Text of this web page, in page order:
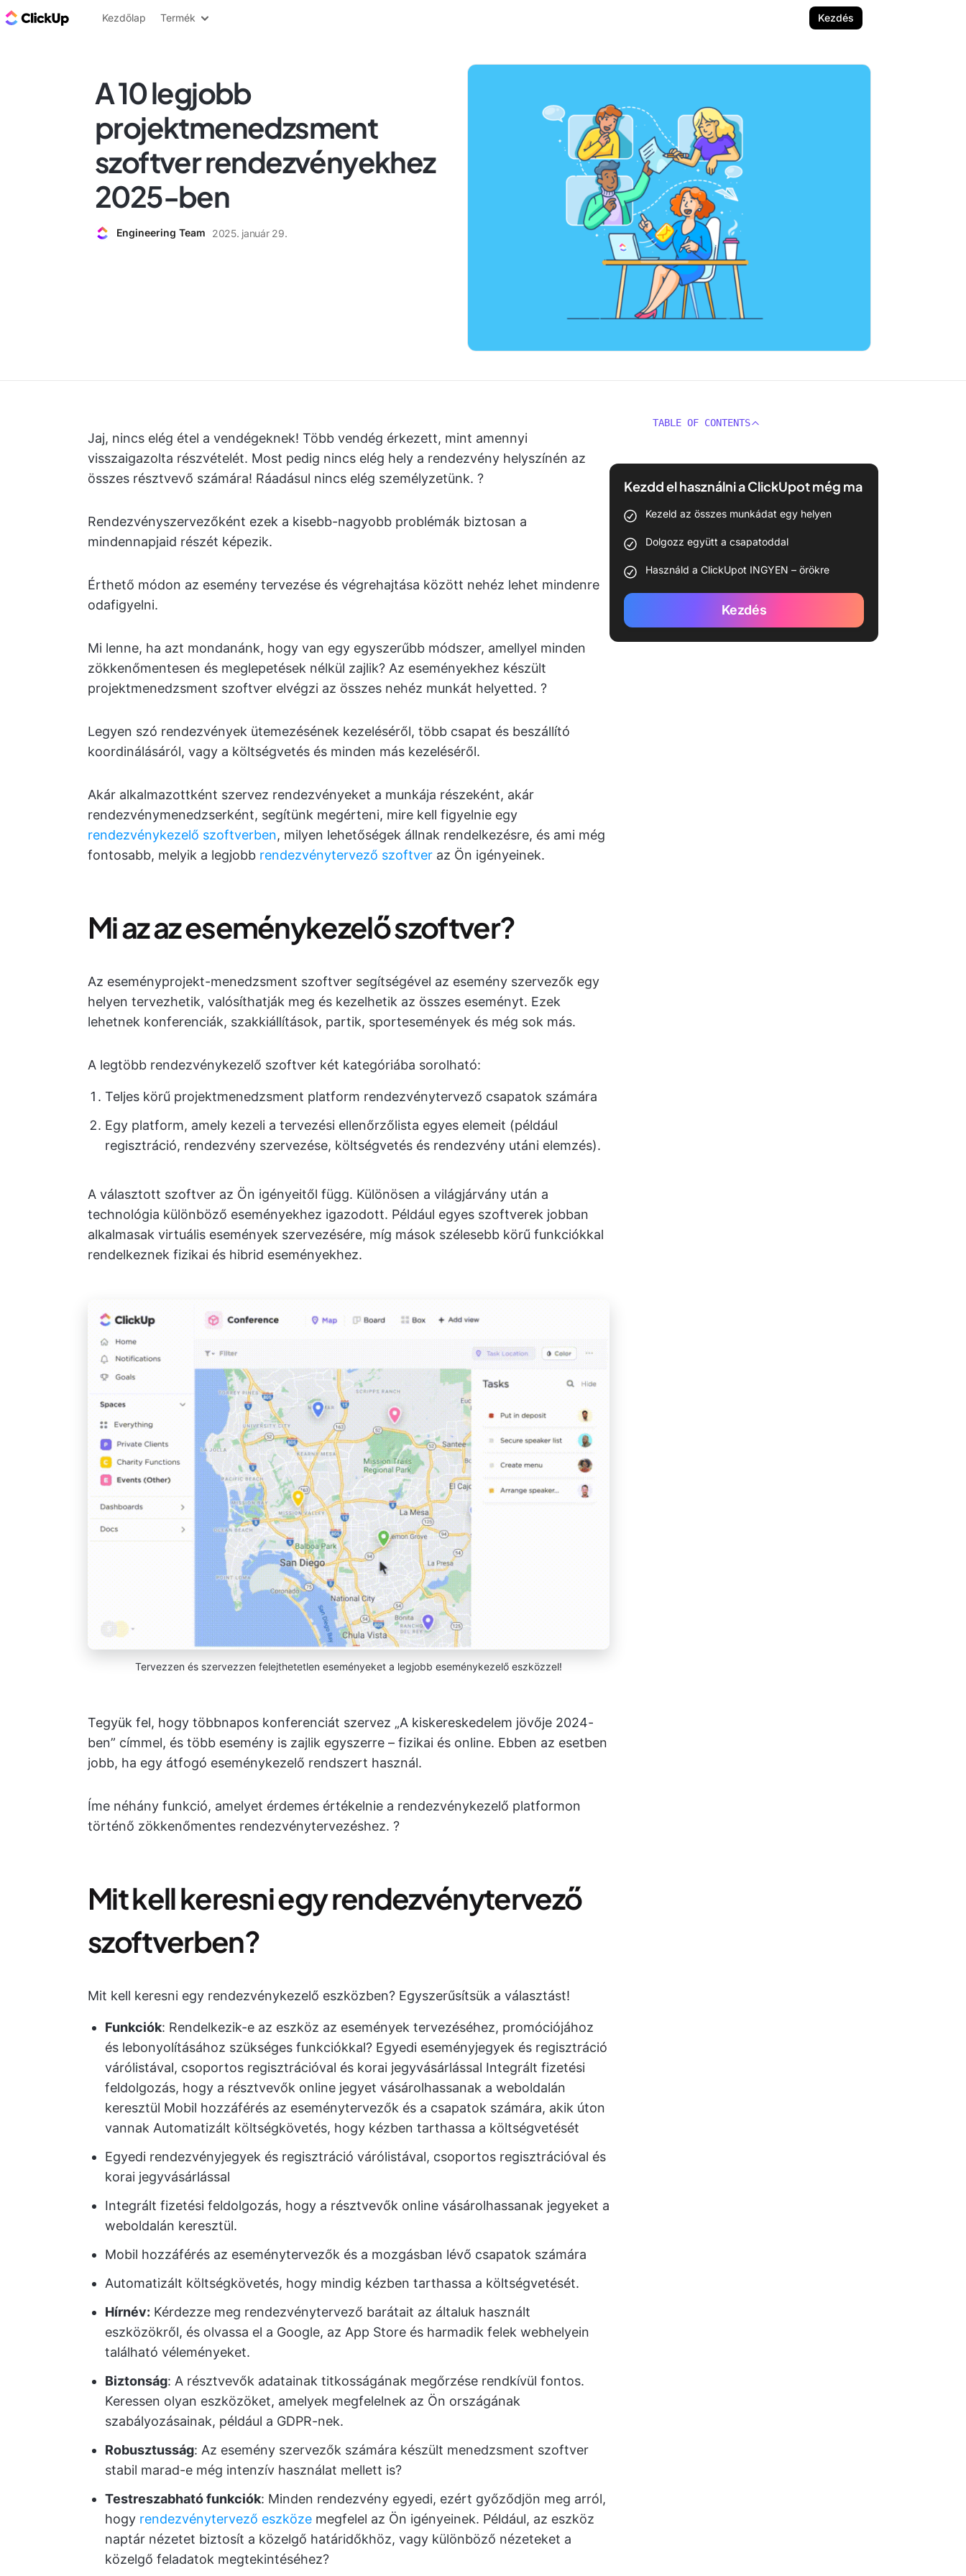
ClickUp blog
Kezdőlap Termék Kezdés
A 10 legjobb
projektmenedzsment
szoftver rendezvényekhez
2025-ben
Engineering Team 2025. január 29.
Jaj, nincs elég étel a vendégeknek! Több vendég érkezett, mint amennyi
visszaigazolta részvételét. Most pedig nincs elég hely a rendezvény helyszínén az
összes résztvevő számára! Ráadásul nincs elég személyzetünk. ?
Rendezvényszervezőként ezek a kisebb-nagyobb problémák biztosan a
mindennapjaid részét képezik.
Érthető módon az esemény tervezése és végrehajtása között nehéz lehet mindenre
odafigyelni.
Mi lenne, ha azt mondanánk, hogy van egy egyszerűbb módszer, amellyel minden
zökkenőmentesen és meglepetések nélkül zajlik? Az eseményekhez készült
projektmenedzsment szoftver elvégzi az összes nehéz munkát helyetted. ?️
Legyen szó rendezvények ütemezésének kezeléséről, több csapat és beszállító
koordinálásáról, vagy a költségvetés és minden más kezeléséről.
Akár alkalmazottként szervez rendezvényeket a munkája részeként, akár
rendezvénymenedzserként, segítünk megérteni, mire kell figyelnie egy
rendezvénykezelő szoftverben, milyen lehetőségek állnak rendelkezésre, és ami még
fontosabb, melyik a legjobb rendezvénytervező szoftver az Ön igényeinek.
Mi az az eseménykezelő szoftver?
Az eseményprojekt-menedzsment szoftver segítségével az esemény szervezők egy
helyen tervezhetik, valósíthatják meg és kezelhetik az összes eseményt. Ezek
lehetnek konferenciák, szakkiállítások, partik, sportesemények és még sok más.
A legtöbb rendezvénykezelő szoftver két kategóriába sorolható:
Teljes körű projektmenedzsment platform rendezvénytervező csapatok számára
Egy platform, amely kezeli a tervezési ellenőrzőlista egyes elemeit (például
regisztráció, rendezvény szervezése, költségvetés és rendezvény utáni elemzés).
A választott szoftver az Ön igényeitől függ. Különösen a világjárvány után a
technológia különböző eseményekhez igazodott. Például egyes szoftverek jobban
alkalmasak virtuális események szervezésére, míg mások szélesebb körű funkciókkal
rendelkeznek fizikai és hibrid eseményekhez.
Tervezzen és szervezzen felejthetetlen eseményeket a legjobb eseménykezelő eszközzel!
Tegyük fel, hogy többnapos konferenciát szervez „A kiskereskedelem jövője 2024-
ben” címmel, és több esemény is zajlik egyszerre – fizikai és online. Ebben az esetben
jobb, ha egy átfogó eseménykezelő rendszert használ.
Íme néhány funkció, amelyet érdemes értékelnie a rendezvénykezelő platformon
történő zökkenőmentes rendezvénytervezéshez. ?
Mit kell keresni egy rendezvénytervező
szoftverben?
Mit kell keresni egy rendezvénykezelő eszközben? Egyszerűsítsük a választást!
Funkciók: Rendelkezik-e az eszköz az események tervezéséhez, promóciójához
és lebonyolításához szükséges funkciókkal? Egyedi eseményjegyek és regisztráció
várólistával, csoportos regisztrációval és korai jegyvásárlással Integrált fizetési
feldolgozás, hogy a résztvevők online jegyet vásárolhassanak a weboldalán
keresztül Mobil hozzáférés az eseménytervezők és a csapatok számára, akik úton
vannak Automatizált költségkövetés, hogy kézben tarthassa a költségvetését
Egyedi rendezvényjegyek és regisztráció várólistával, csoportos regisztrációval és
korai jegyvásárlással
Integrált fizetési feldolgozás, hogy a résztvevők online vásárolhassanak jegyeket a
weboldalán keresztül.
Mobil hozzáférés az eseménytervezők és a mozgásban lévő csapatok számára
Automatizált költségkövetés, hogy mindig kézben tarthassa a költségvetését.
Hírnév: Kérdezze meg rendezvénytervező barátait az általuk használt
eszközökről, és olvassa el a Google, az App Store és harmadik felek webhelyein
található véleményeket.
Biztonság: A résztvevők adatainak titkosságának megőrzése rendkívül fontos.
Keressen olyan eszközöket, amelyek megfelelnek az Ön országának
szabályozásainak, például a GDPR-nek.
Robusztusság: Az esemény szervezők számára készült menedzsment szoftver
stabil marad-e még intenzív használat mellett is?
Testreszabható funkciók: Minden rendezvény egyedi, ezért győződjön meg arról,
hogy rendezvénytervező eszköze megfelel az Ön igényeinek. Például, az eszköz
naptár nézetet biztosít a közelgő határidőkhöz, vagy különböző nézeteket a
közelgő feladatok megtekintéséhez?
TABLE OF CONTENTS
Kezdd el használni a ClickUpot még ma
Kezeld az összes munkádat egy helyen
Dolgozz együtt a csapatoddal
Használd a ClickUpot INGYEN – örökre
Kezdés